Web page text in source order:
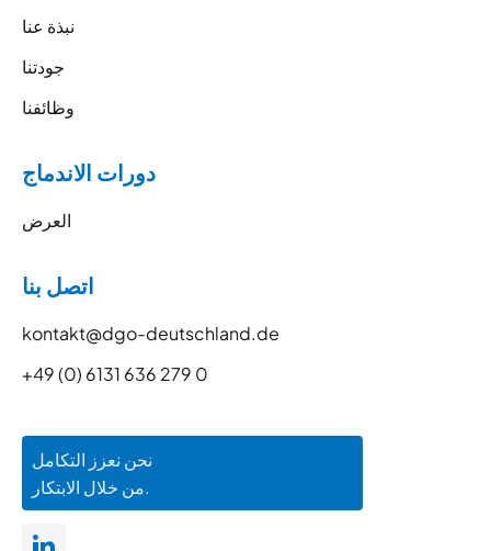
نبذة عنا
جودتنا
وظائفنا
دورات الاندماج
العرض
اتصل بنا
kontakt@dgo-deutschland.de
+49 (0) 6131 636 279 0
نحن نعزز التكامل
من خلال الابتكار.